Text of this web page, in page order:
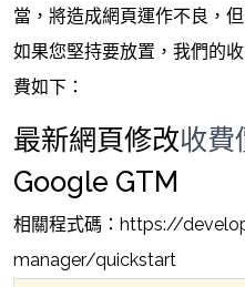
當，將造成網頁運作不良，但
如果您堅持要放置，我們的收
費如下：
最新網頁修改收費
Google GTM
相關程式碼：https://
manager/quickstart